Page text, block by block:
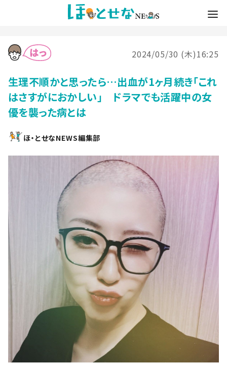
2024/05/30 (木)16:25
生理不順かと思ったら…出血が1ヶ月続き「これ
はさすがにおかしい」 ドラマでも活躍中の女
優を襲った病とは
ほ・とせなNEWS編集部